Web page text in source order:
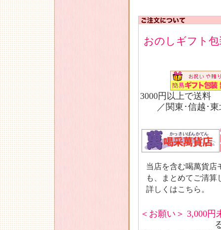
おのしギフト
3000円以上で送料
／関東･信越･
当店を含む喝萬貨店
も、まとめてご清算
詳しくはこちら。
＜お願い＞ 3,000円